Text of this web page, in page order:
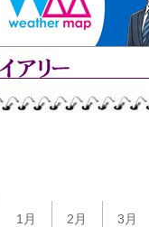
1月 2月 3月